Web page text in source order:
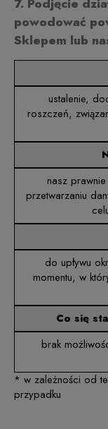
powodować
Sklepem lub
ustalenie,
roszczeń,
nasz
przetwarzaniu
do upływu
momentu, w
Co się
brak
* w zależności od
przypadku